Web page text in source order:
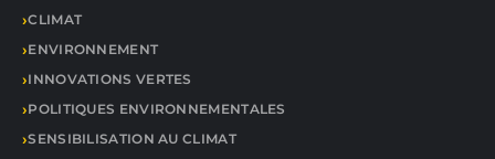
CLIMAT
ENVIRONNEMENT
INNOVATIONS VERTES
POLITIQUES ENVIRONNEMENTALES
SENSIBILISATION AU CLIMAT